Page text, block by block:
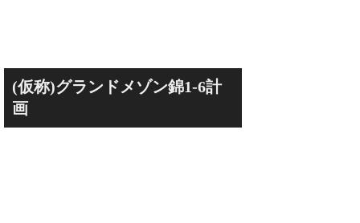
(仮称)グランドメゾン錦1-6計
画